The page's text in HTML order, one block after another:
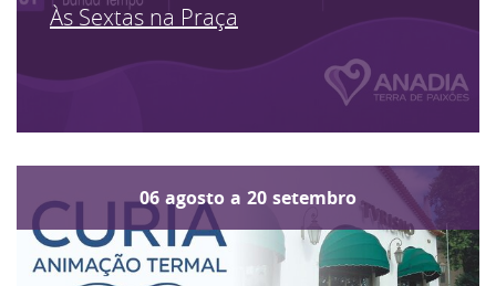
Às Sextas na Praça
06 agosto a 20 setembro